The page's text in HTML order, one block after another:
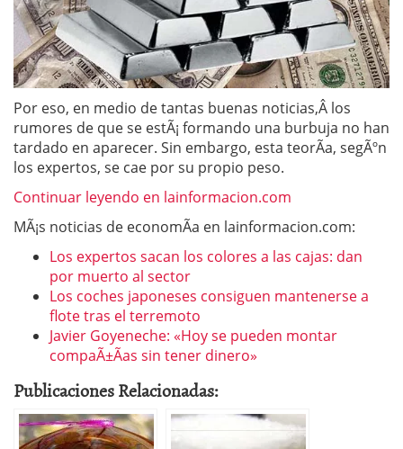
Por eso, en medio de tantas buenas noticias,Â los
rumores de que se estÃ¡ formando una burbuja no han
tardado en aparecer. Sin embargo, esta teorÃ­a, segÃºn
los expertos, se cae por su propio peso.
Continuar leyendo en lainformacion.com
MÃ¡s noticias de economÃ­a en lainformacion.com:
Los expertos sacan los colores a las cajas: dan
por muerto al sector
Los coches japoneses consiguen mantenerse a
flote tras el terremoto
Javier Goyeneche: «Hoy se pueden montar
compaÃ±Ã­as sin tener dinero»
Publicaciones Relacionadas: